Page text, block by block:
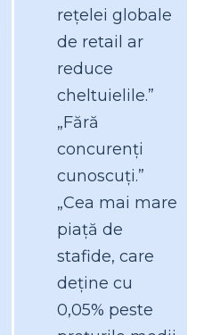
rețelei globale
de retail ar
reduce
cheltuielile.”
„Fără
concurenți
cunoscuți.”
„Cea mai mare
piață de
stafide, care
deține cu
0,05% peste